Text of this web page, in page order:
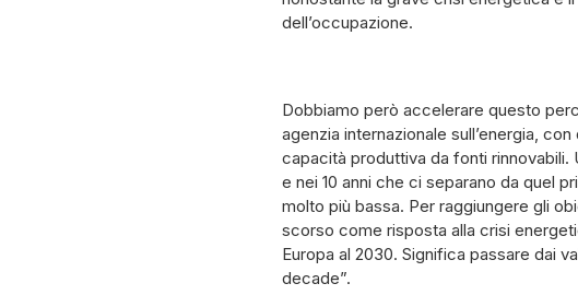
dell’occupazione.
Dobbiamo però accelerare questo
agenzia internazionale sull’energia,
capacità produttiva da fonti rinnovabili.
e nei 10 anni che ci separano da quel
molto più bassa. Per raggiungere gli
scorso come risposta alla crisi
Europa al 2030. Significa passare dai
decade”.